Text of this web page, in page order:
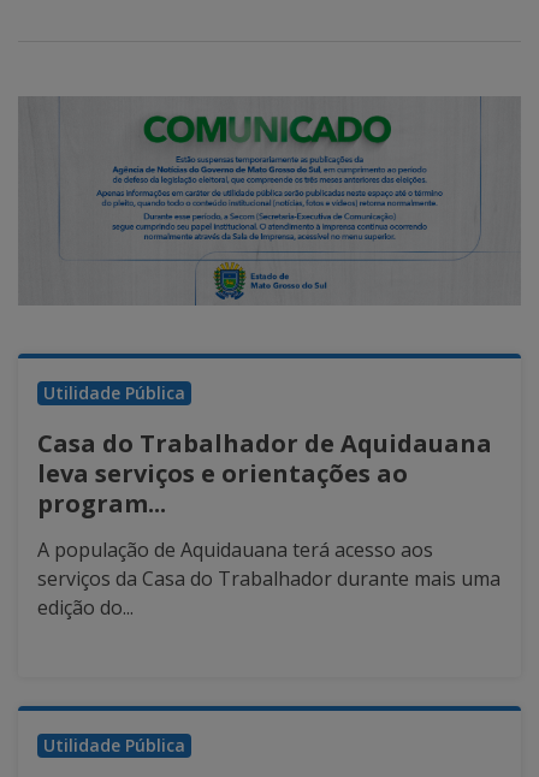
Utilidade Pública
Casa do Trabalhador de Aquidauana
leva serviços e orientações ao
program...
A população de Aquidauana terá acesso aos
serviços da Casa do Trabalhador durante mais uma
edição do...
Utilidade Pública